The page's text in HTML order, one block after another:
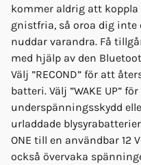
kommer aldrig att koppla
gnistfria, så oroa dig inte
nuddar varandra. Få
med hjälp av den
Välj ”RECOND” för att
batteri. Välj ”WAKE UP”
underspänningsskydd
urladdade
ONE till en användbar 12
också övervaka